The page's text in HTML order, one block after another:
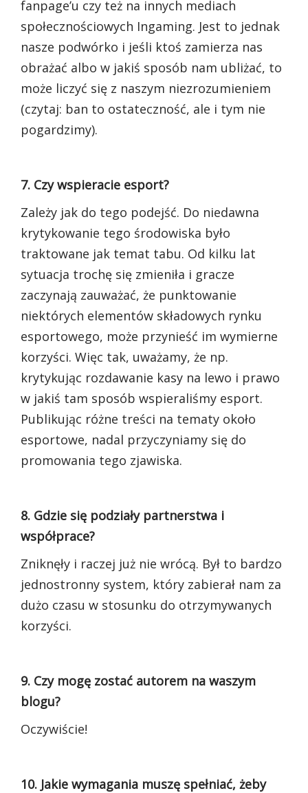
fanpage’u czy też na innych mediach
społecznościowych Ingaming. Jest to jednak
nasze podwórko i jeśli ktoś zamierza nas
obrażać albo w jakiś sposób nam ubliżać, to
może liczyć się z naszym niezrozumieniem
(czytaj: ban to ostateczność, ale i tym nie
pogardzimy).
7. Czy wspieracie esport?
Zależy jak do tego podejść. Do niedawna
krytykowanie tego środowiska było
traktowane jak temat tabu. Od kilku lat
sytuacja trochę się zmieniła i gracze
zaczynają zauważać, że punktowanie
niektórych elementów składowych rynku
esportowego, może przynieść im wymierne
korzyści. Więc tak, uważamy, że np.
krytykując rozdawanie kasy na lewo i prawo
w jakiś tam sposób wspieraliśmy esport.
Publikując różne treści na tematy około
esportowe, nadal przyczyniamy się do
promowania tego zjawiska.
8. Gdzie się podziały partnerstwa i
współprace?
Zniknęły i raczej już nie wrócą. Był to bardzo
jednostronny system, który zabierał nam za
dużo czasu w stosunku do otrzymywanych
korzyści.
9. Czy mogę zostać autorem na waszym
blogu?
Oczywiście!
10. Jakie wymagania muszę spełniać, żeby